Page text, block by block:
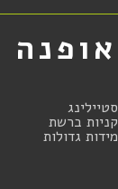
אופנה
סטיילינג
קניות ברשת
מידות גדולות